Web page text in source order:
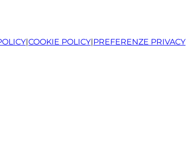
|COOKIE POLICY|PREFERENZE PRIVACY